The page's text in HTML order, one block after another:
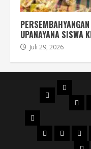
UPANAYANA SISWA
Juli 29, 2026
BERANDA
PROFIL
JURUSAN
Perhotelan
Kuliner